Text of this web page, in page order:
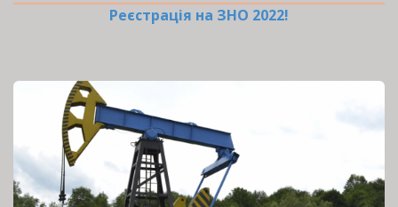
Реєстрація на ЗНО 2022!